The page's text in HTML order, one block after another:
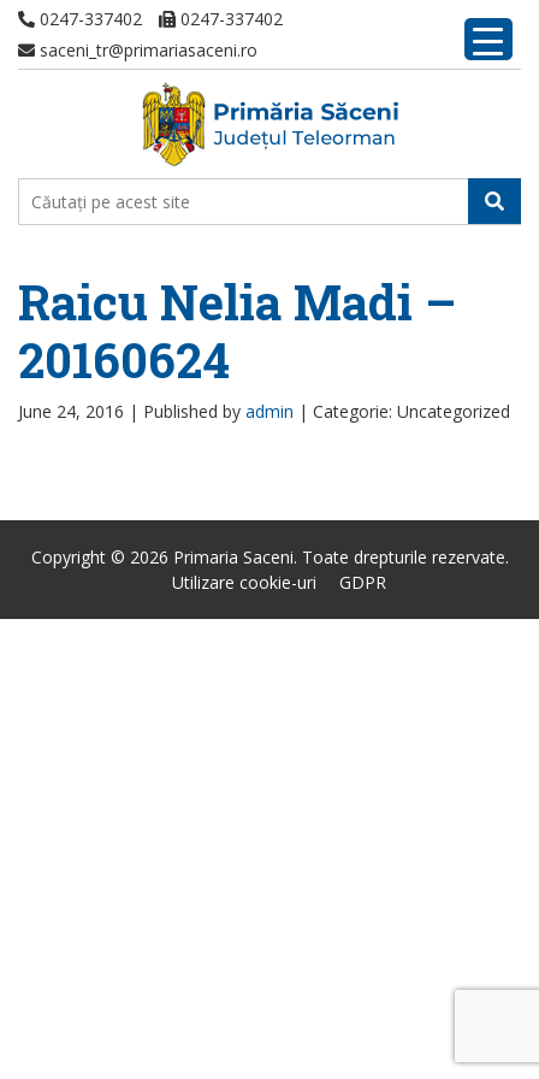
0247-337402
0247-337402
saceni_tr@primariasaceni.ro
Raicu Nelia Madi –
20160624
June 24, 2016 | Published by admin | Categorie: Uncategorized
Copyright © 2026 Primaria Saceni. Toate drepturile rezervate.
Utilizare cookie-uri
GDPR